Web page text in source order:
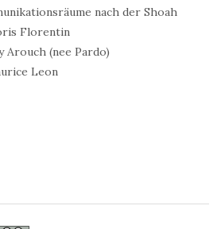
nach der Shoah
Florentin
Arouch (nee Pardo)
Leon